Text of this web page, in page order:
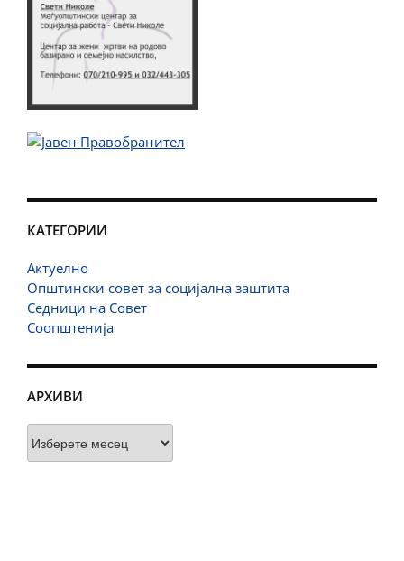
КАТЕГОРИИ
Актуелно
Општински совет за социјална заштита
Седници на Совет
Соопштенија
АРХИВИ